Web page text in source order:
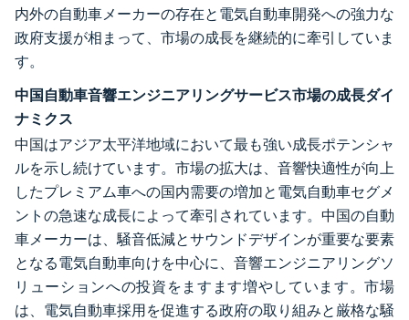
内外の自動車メーカーの存在と電気自動車開発への強力な
政府支援が相まって、市場の成長を継続的に牽引していま
す。
中国自動車音響エンジニアリングサービス市場の成長ダイ
ナミクス
中国はアジア太平洋地域において最も強い成長ポテンシャ
ルを示し続けています。市場の拡大は、音響快適性が向上
したプレミアム車への国内需要の増加と電気自動車セグメ
ントの急速な成長によって牽引されています。中国の自動
車メーカーは、騒音低減とサウンドデザインが重要な要素
となる電気自動車向けを中心に、音響エンジニアリングソ
リューションへの投資をますます増やしています。市場
は、電気自動車採用を促進する政府の取り組みと厳格な騒